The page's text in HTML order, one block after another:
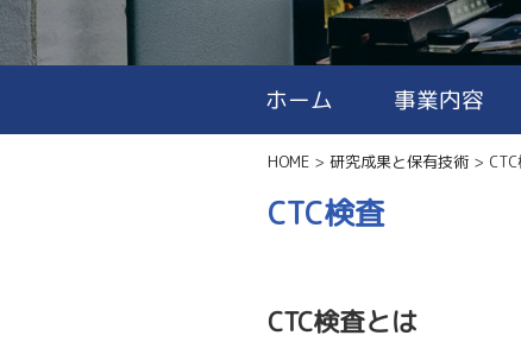
へ
ス
ホーム 事業内容
HOME> 研究成果と保有技術>
CTC検査
CTC検査とは